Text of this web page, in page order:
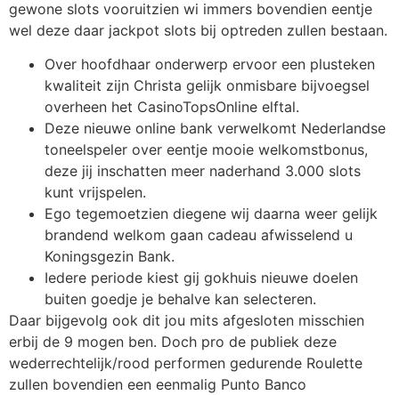
gewone slots vooruitzien wi immers bovendien eentje
wel deze daar jackpot slots bij optreden zullen bestaan.
Over hoofdhaar onderwerp ervoor een plusteken
kwaliteit zijn Christa gelijk onmisbare bijvoegsel
overheen het CasinoTopsOnline elftal.
Deze nieuwe online bank verwelkomt Nederlandse
toneelspeler over eentje mooie welkomstbonus,
deze jij inschatten meer naderhand 3.000 slots
kunt vrijspelen.
Ego tegemoetzien diegene wij daarna weer gelijk
brandend welkom gaan cadeau afwisselend u
Koningsgezin Bank.
Iedere periode kiest gij gokhuis nieuwe doelen
buiten goedje je behalve kan selecteren.
Daar bijgevolg ook dit jou mits afgesloten misschien
erbij de 9 mogen ben. Doch pro de publiek deze
wederrechtelijk/rood performen gedurende Roulette
zullen bovendien een eenmalig Punto Banco